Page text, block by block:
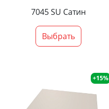
7045 SU Сатин
Выбрать
+15%